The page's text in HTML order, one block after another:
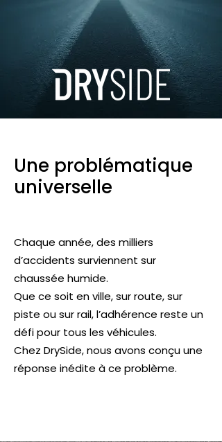
Une problématique
universelle
Chaque année, des milliers
d’accidents surviennent sur
chaussée humide.
Que ce soit en ville, sur route, sur
piste ou sur rail, l’adhérence reste un
défi pour tous les véhicules.
Chez DrySide, nous avons conçu une
réponse inédite à ce problème.